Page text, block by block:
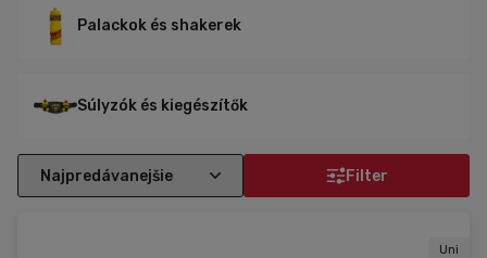
teljesítményre koncentrálj. Ne feledd, hogy a megfelelő
kiegészítők javíthatják a kényelmedet sportolás közben, és
Palackok és shakerek
Súlyzók és kiegészítők
Filter
Uni